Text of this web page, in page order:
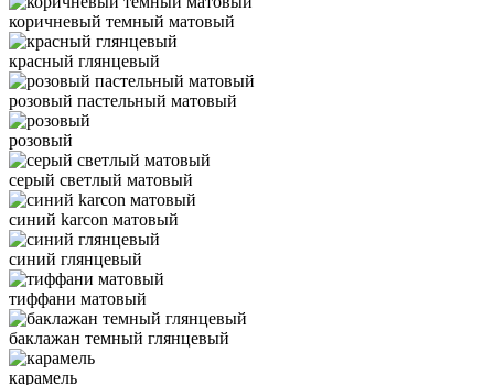
коричневый темный матовый
красный глянцевый
розовый пастельный матовый
розовый
серый светлый матовый
синий karcon матовый
синий глянцевый
тиффани матовый
баклажан темный глянцевый
карамель